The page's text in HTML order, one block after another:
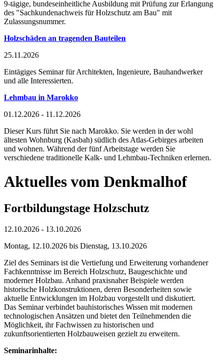
9-tägige, bundeseinheitliche Ausbildung mit Prüfung zur Erlangung
des "Sachkundenachweis für Holzschutz am Bau" mit
Zulassungsnummer.
Holzschäden an tragenden Bauteilen
25.11.2026
Eintägiges Seminar für Architekten, Ingenieure, Bauhandwerker
und alle Interessierten.
Lehmbau in Marokko
01.12.2026 - 11.12.2026
Dieser Kurs führt Sie nach Marokko. Sie werden in der wohl
ältesten Wohnburg (Kasbah) südlich des Atlas-Gebirges arbeiten
und wohnen. Während der fünf Arbeitstage werden Sie
verschiedene traditionelle Kalk- und Lehmbau-Techniken erlernen.
Aktuelles vom Denkmalhof
Fortbildungstage Holzschutz
12.10.2026 - 13.10.2026
Montag, 12.10.2026 bis Dienstag, 13.10.2026
Ziel des Seminars ist die Vertiefung und Erweiterung vorhandener
Fachkenntnisse im Bereich Holzschutz, Baugeschichte und
moderner Holzbau. Anhand praxisnaher Beispiele werden
historische Holzkonstruktionen, deren Besonderheiten sowie
aktuelle Entwicklungen im Holzbau vorgestellt und diskutiert.
Das Seminar verbindet bauhistorisches Wissen mit modernen
technologischen Ansätzen und bietet den Teilnehmenden die
Möglichkeit, ihr Fachwissen zu historischen und
zukunftsorientierten Holzbauweisen gezielt zu erweitern.
Seminarinhalte: